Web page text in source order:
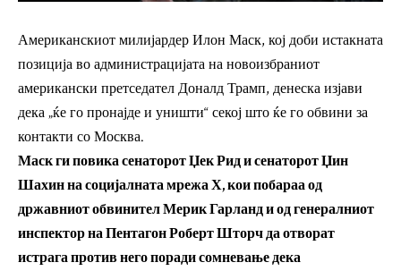
Американскиот милијардер Илон Маск, кој доби истакната
позиција во администрацијата на новоизбраниот
американски претседател Доналд Трамп, денеска изјави
дека „ќе го пронајде и уништи“ секој што ќе го обвини за
контакти со Москва.
Маск ги повика сенаторот Џек Рид и сенаторот Џин
Шахин на социјалната мрежа Х, кои побараа од
државниот обвинител Мерик Гарланд и од генералниот
инспектор на Пентагон Роберт Шторч да отворат
истрага против него поради сомневање дека